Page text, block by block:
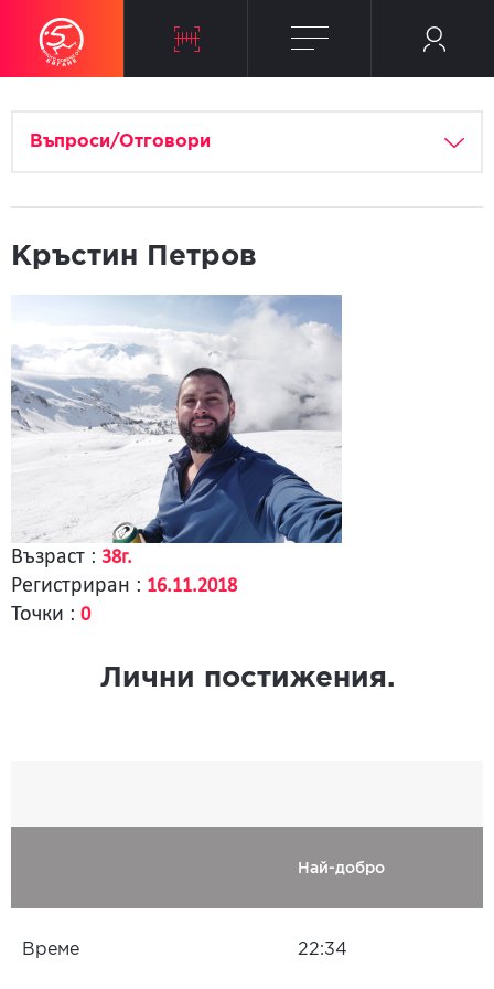
Въпроси/Отговори
Кръстин Петров
Възраст : 38г.
Регистриран : 16.11.2018
Точки : 0
Лични постижения.
Най-добро
Време 22:34